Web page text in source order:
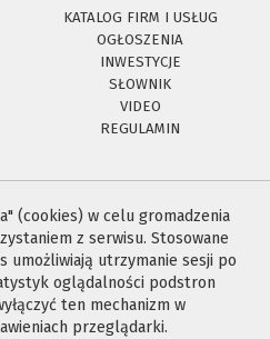
KATALOG FIRM I USŁUG
OGŁOSZENIA
INWESTYCJE
SŁOWNIK
VIDEO
REGULAMIN
(cookies) w celu gromadzenia
z serwisu. Stosowane
umożliwiają utrzymanie sesji po
oglądalności podstron
ten mechanizm w
przeglądarki.